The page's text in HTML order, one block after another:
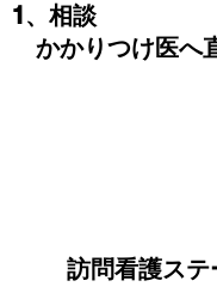
​1、相談
かかりつけ医へ
訪問看護ステ